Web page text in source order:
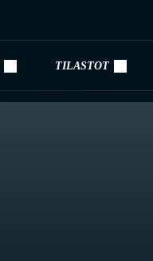
TILASTOT